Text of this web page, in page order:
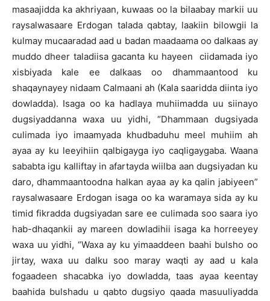
masaajidda ka akhriyaan, kuwaas oo la bilaabay markii uu
raysalwasaare Erdogan talada qabtay, laakiin bilowgii la
kulmay mucaaradad aad u badan maadaama oo dalkaas ay
muddo dheer taladiisa gacanta ku hayeen ciidamada iyo
xisbiyada kale ee dalkaas oo dhammaantood ku
shaqaynayey nidaam Calmaani ah (Kala saaridda diinta iyo
dowladda). Isaga oo ka hadlaya muhiimadda uu siinayo
dugsiyaddanna waxa uu yidhi, “Dhammaan dugsiyada
culimada iyo imaamyada khudbaduhu meel muhiim ah
ayaa ay ku leeyihiin qalbigayga iyo caqligaygaba. Waana
sababta igu kalliftay in afartayda wiilba aan dugsiyadan ku
daro, dhammaantoodna halkan ayaa ay ka qalin jabiyeen”
raysalwasaare Erdogan isaga oo ka waramaya sida ay ku
timid fikradda dugsiyadan sare ee culimada soo saara iyo
hab-dhaqankii ay mareen dowladihii isaga ka horreeyey
waxa uu yidhi, “Waxa ay ku yimaaddeen baahi bulsho oo
jirtay, waxa uu dalku soo maray waqti ay aad u kala
fogaadeen shacabka iyo dowladda, taas ayaa keentay
baahida bulshadu u qabto dugsiyo qaada masuuliyadda